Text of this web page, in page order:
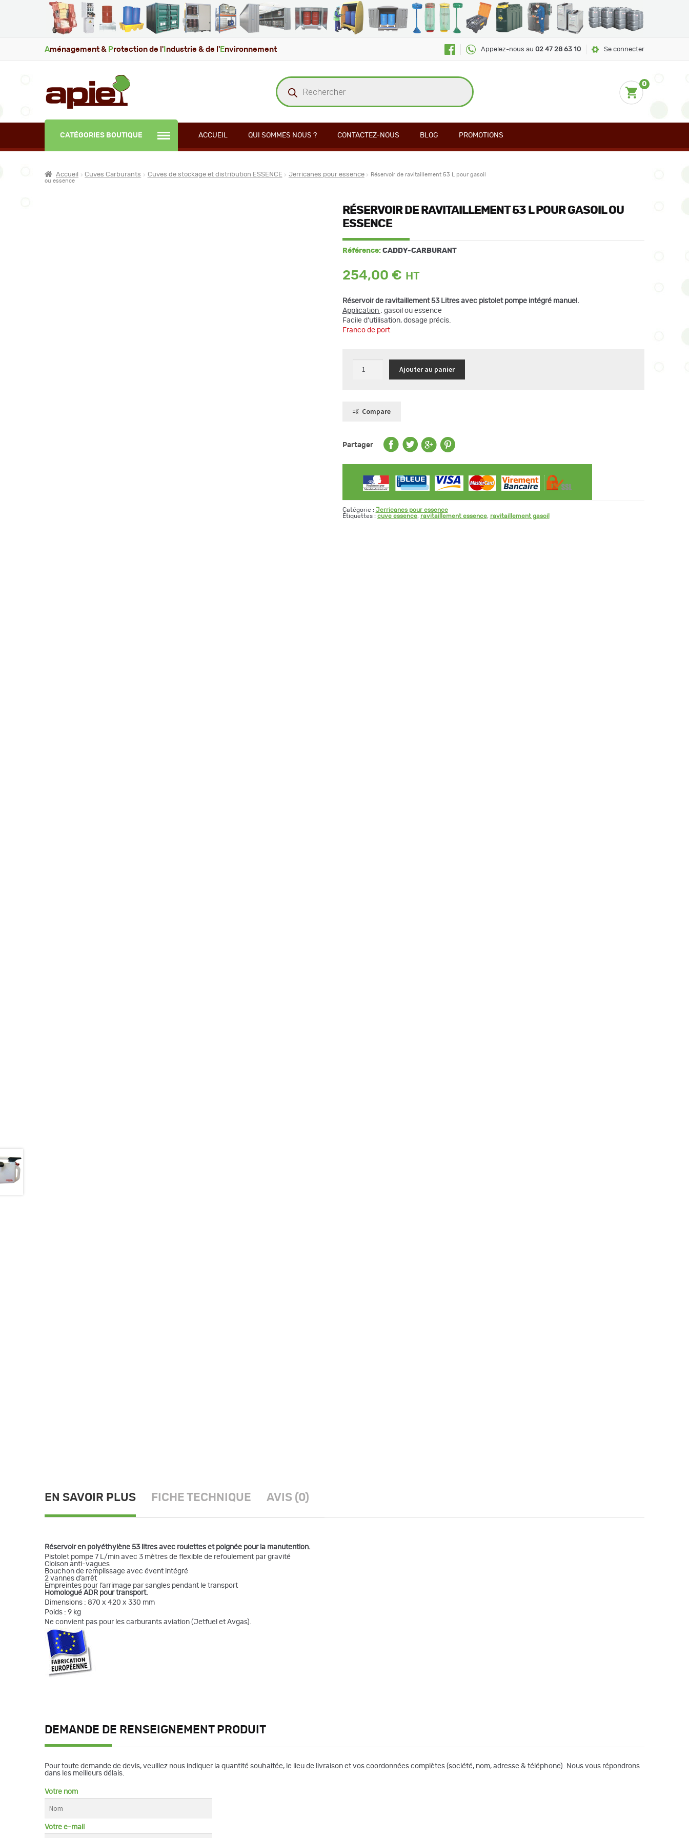
Aménagement & Protection de l' ndustrie & de l' Environnement Appelez-nous au 02 47 28 63 10 Se connecter
Recherche
de
produits
0
CATÉGORIES BOUTIQUE ACCUEIL QUI SOMMES NOUS ? CONTACTEZ-NOUS BLOG PROMOTIONS
Accueil Cuves Carburants Cuves de stockage et distribution ESSENCE Jerricanes pour essence
Réservoir de ravitaillement 53 L pour gasoil
ou essence
RÉSERVOIR DE RAVITAILLEMENT 53 L POUR GASOIL OU
ESSENCE
Référence: CADDY-CARBURANT
254,00 €
Réservoir de ravitaillement 53 Litres avec pistolet pompe intégré manuel.
Application : gasoil ou essence
Facile d’utilisation, dosage précis.
Franco de port
quantité
pour
Ajouter au panier
Compare
Partager
Catégorie : Jerricanes pour essence
Étiquettes : cuve essence, ravitaillement essence, ravitaillement gasoil
EN SAVOIR PLUS FICHE TECHNIQUE AVIS (0)
Réservoir en polyéthylène 53 litres avec roulettes et poignée pour la manutention.
Pistolet pompe 7 L/min avec 3 mètres de flexible de refoulement par gravité
Cloison anti-vagues
Bouchon de remplissage avec évent intégré
2 vannes d’arrêt
Empreintes pour l’arrimage par sangles pendant le transport
Homologué ADR pour transport.
Dimensions : 870 x 420 x 330 mm
Poids : 9 kg
Ne convient pas pour les carburants aviation (Jetfuel et Avgas).
DEMANDE DE RENSEIGNEMENT PRODUIT
Pour toute demande de devis, veuillez nous indiquer la quantité souhaitée, le lieu de livraison et vos coordonnées complètes (société, nom, adresse & téléphone). Nous vous répondrons
dans les meilleurs délais.
Votre nom
Votre e-mail